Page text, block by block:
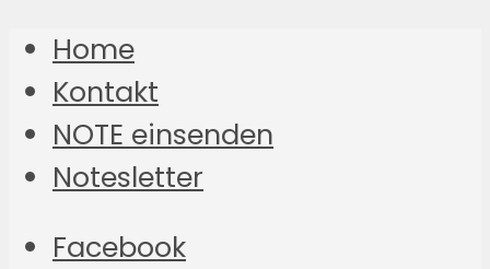
Home
Kontakt
NOTE einsenden
Notesletter
Facebook